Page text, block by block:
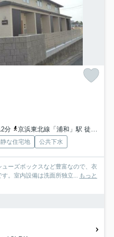
分
京浜東北線「浦和」駅 徒歩22分
な住宅地 公共下水
ーズボックスなど豊富なので、衣
。室内設備は洗面所独立...
もっと